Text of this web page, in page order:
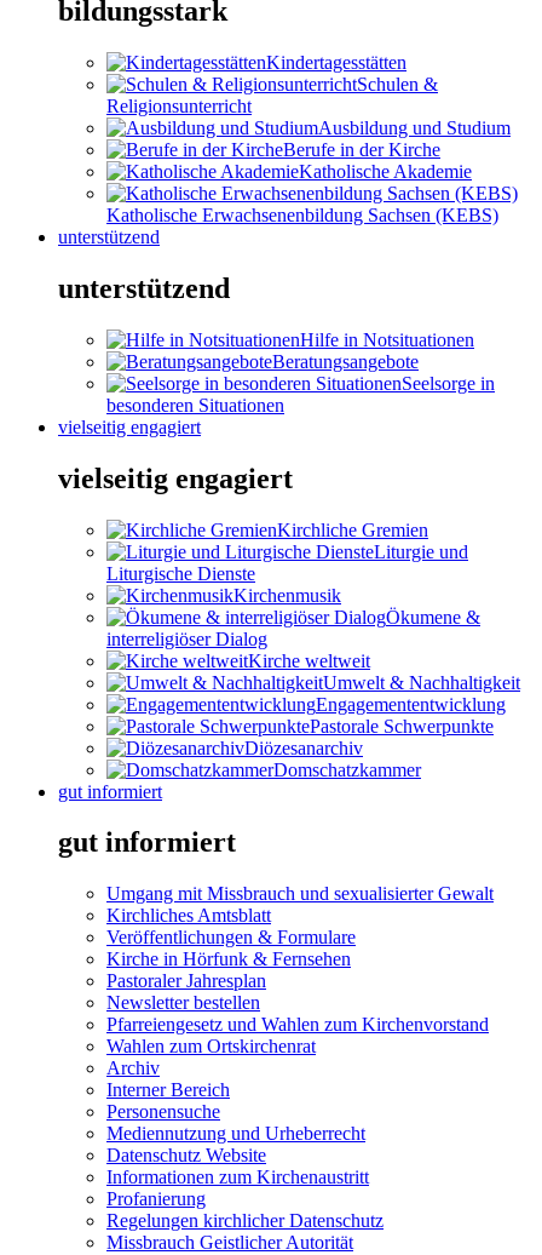
bildungsstark
Kindertagesstätten
Schulen &
Religionsunterricht
Ausbildung und Studium
Berufe in der Kirche
Katholische Akademie
Katholische Erwachsenenbildung Sachsen (KEBS)
unterstützend
unterstützend
Hilfe in Notsituationen
Beratungsangebote
Seelsorge in
besonderen Situationen
vielseitig engagiert
vielseitig engagiert
Kirchliche Gremien
Liturgie und
Liturgische Dienste
Kirchenmusik
Ökumene &
interreligiöser Dialog
Kirche weltweit
Umwelt & Nachhaltigkeit
Engagemententwicklung
Pastorale Schwerpunkte
Diözesanarchiv
Domschatzkammer
gut informiert
gut informiert
Umgang mit Missbrauch und sexualisierter Gewalt
Kirchliches Amtsblatt
Veröffentlichungen & Formulare
Kirche in Hörfunk & Fernsehen
Pastoraler Jahresplan
Newsletter bestellen
Pfarreiengesetz und Wahlen zum Kirchenvorstand
Wahlen zum Ortskirchenrat
Archiv
Interner Bereich
Personensuche
Mediennutzung und Urheberrecht
Datenschutz Website
Informationen zum Kirchenaustritt
Profanierung
Regelungen kirchlicher Datenschutz
Missbrauch Geistlicher Autorität